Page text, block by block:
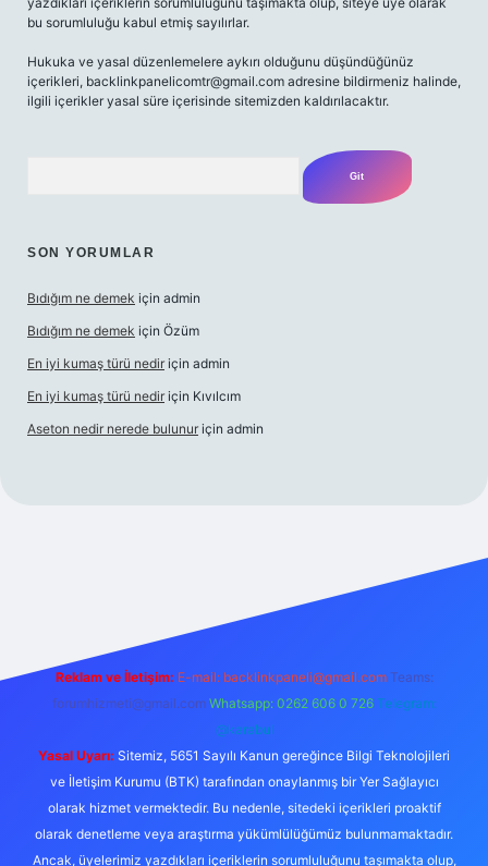
bu sorumluluğu kabul etmiş sayılırlar.
Hukuka ve yasal düzenlemelere aykırı olduğunu düşündüğünüz
içerikleri, backlinkpanelicomtr@gmail.com adresine bildirmeniz halinde,
ilgili içerikler yasal süre içerisinde sitemizden kaldırılacaktır.
SON YORUMLAR
Bıdığım ne demek için admin
Bıdığım ne demek için Özüm
En iyi kumaş türü nedir için admin
En iyi kumaş türü nedir için Kıvılcım
Aseton nedir nerede bulunur için admin
Reklam ve İletişim: E-mail: backlinkpaneli@gmail.com Teams:
forumhizmeti@gmail.com Whatsapp: 0262 606 0 726 Telegram:
@karabul
Yasal Uyarı: Sitemiz, 5651 Sayılı Kanun gereğince Bilgi Teknolojileri
ve İletişim Kurumu (BTK) tarafından onaylanmış bir Yer Sağlayıcı
olarak hizmet vermektedir. Bu nedenle, sitedeki içerikleri proaktif
olarak denetleme veya araştırma yükümlülüğümüz bulunmamaktadır.
Ancak, üyelerimiz yazdıkları içeriklerin sorumluluğunu taşımakta olup,